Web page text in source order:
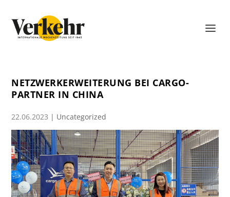
NETZWERKERWEITERUNG BEI CARGO-
PARTNER IN CHINA
22.06.2023 | Uncategorized